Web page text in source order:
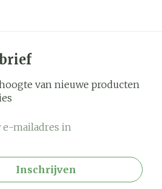
van nieuwe producten
Inschrijven